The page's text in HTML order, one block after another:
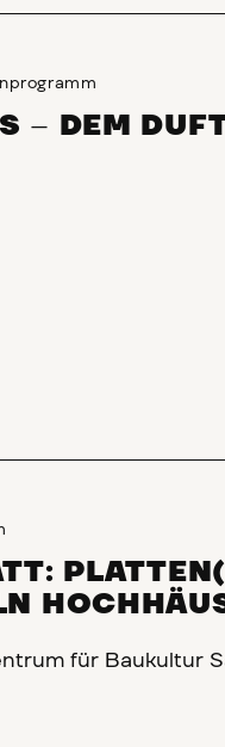
–
DEM
für Baukultur